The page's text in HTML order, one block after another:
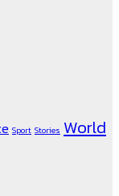
Sport Stories World